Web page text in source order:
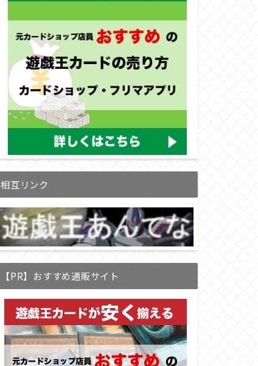
相互リンク
【PR】おすすめ通販サイト